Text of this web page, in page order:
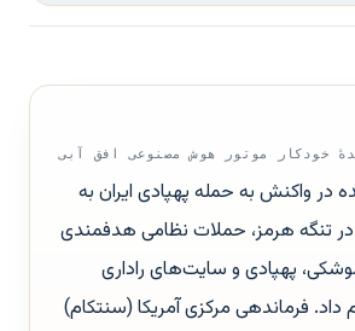
خودکار موتور هوش مصنوعی افق آبی
در واکنش به حمله پهپادی ایران به
تنگه هرمز، حملات نظامی هدفمندی
موشکی، پهپادی و سایت‌های راداری
داد. فرماندهی مرکزی آمریکا (سنتکام)